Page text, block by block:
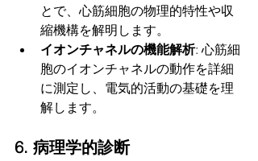
とで、心筋細胞の物理的特性や収
縮機構を解明します。
イオンチャネルの機能解析: 心筋細
胞のイオンチャネルの動作を詳細
に測定し、電気的活動の基礎を理
解します。
6. 病理学的診断